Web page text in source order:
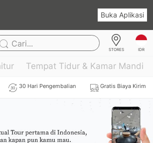
Buka Aplikasi
Cari...
STORES IDR
Tempat Tidur & Kamar Mandi
30 Hari Pengembalian Gratis Biaya Kirim